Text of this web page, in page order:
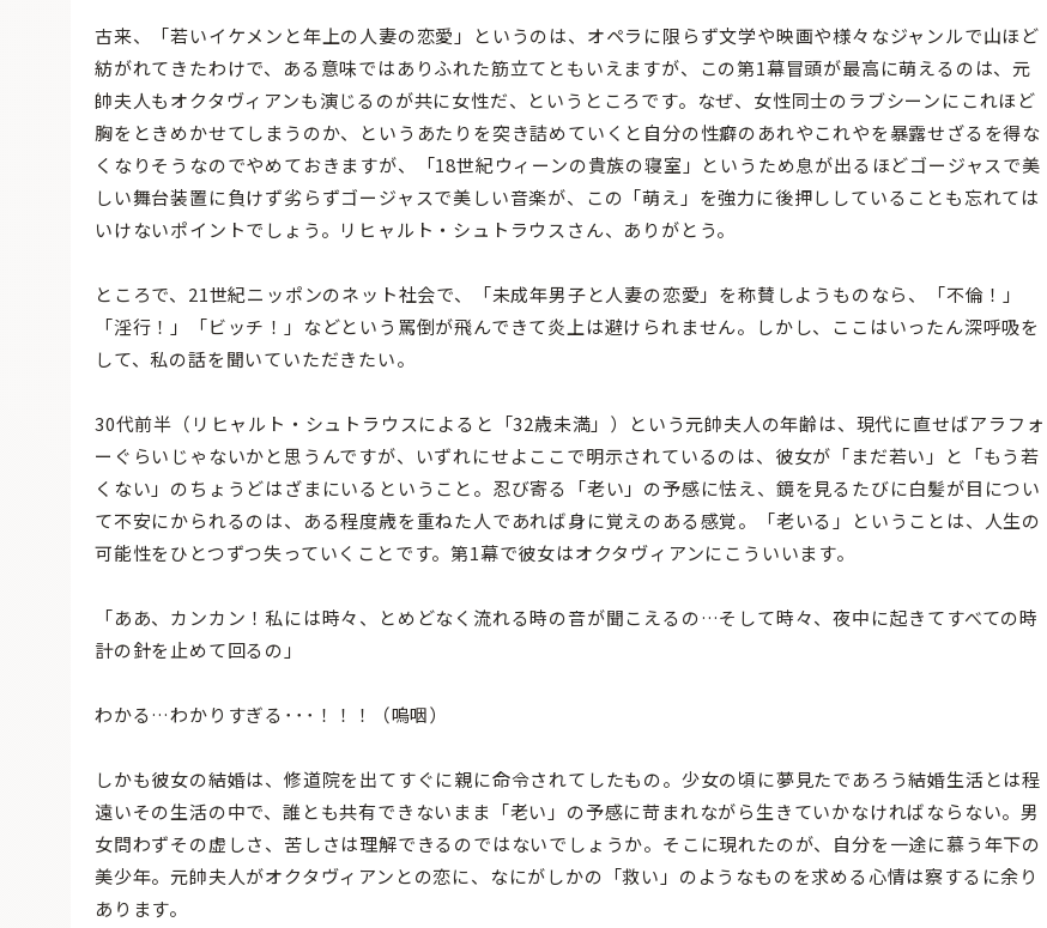
古来、「若いイケメンと年上の人妻の恋愛」というのは、オペラに限らず文学や映画や様々なジャンルで山ほど
紡がれてきたわけで、ある意味ではありふれた筋立てともいえますが、この第1幕冒頭が最高に萌えるのは、元
帥夫人もオクタヴィアンも演じるのが共に女性だ、というところです。なぜ、女性同士のラブシーンにこれほど
胸をときめかせてしまうのか、というあたりを突き詰めていくと自分の性癖のあれやこれやを暴露せざるを得な
くなりそうなのでやめておきますが、「18世紀ウィーンの貴族の寝室」というため息が出るほどゴージャスで美
しい舞台装置に負けず劣らずゴージャスで美しい音楽が、この「萌え」を強力に後押ししていることも忘れては
いけないポイントでしょう。リヒャルト・シュトラウスさん、ありがとう。
ところで、21世紀ニッポンのネット社会で、「未成年男子と人妻の恋愛」を称賛しようものなら、「不倫！」
「淫行！」「ビッチ！」などという罵倒が飛んできて炎上は避けられません。しかし、ここはいったん深呼吸を
して、私の話を聞いていただきたい。
30代前半（リヒャルト・シュトラウスによると「32歳未満」）という元帥夫人の年齢は、現代に直せばアラフォ
ーぐらいじゃないかと思うんですが、いずれにせよここで明示されているのは、彼女が「まだ若い」と「もう若
くない」のちょうどはざまにいるということ。忍び寄る「老い」の予感に怯え、鏡を見るたびに白髪が目につい
て不安にかられるのは、ある程度歳を重ねた人であれば身に覚えのある感覚。「老いる」ということは、人生の
可能性をひとつずつ失っていくことです。第1幕で彼女はオクタヴィアンにこういいます。
「ああ、カンカン！私には時々、とめどなく流れる時の音が聞こえるの…そして時々、夜中に起きてすべての時
計の針を止めて回るの」
わかる…わかりすぎる･･･！！！（嗚咽）
しかも彼女の結婚は、修道院を出てすぐに親に命令されてしたもの。少女の頃に夢見たであろう結婚生活とは程
遠いその生活の中で、誰とも共有できないまま「老い」の予感に苛まれながら生きていかなければならない。男
女問わずその虚しさ、苦しさは理解できるのではないでしょうか。そこに現れたのが、自分を一途に慕う年下の
美少年。元帥夫人がオクタヴィアンとの恋に、なにがしかの「救い」のようなものを求める心情は察するに余り
あります。